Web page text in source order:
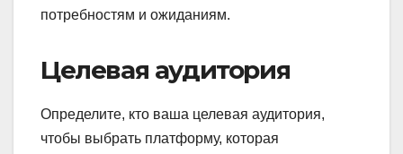
потребностям и ожиданиям.
Целевая аудитория
Определите, кто ваша целевая аудитория,
чтобы выбрать платформу, которая